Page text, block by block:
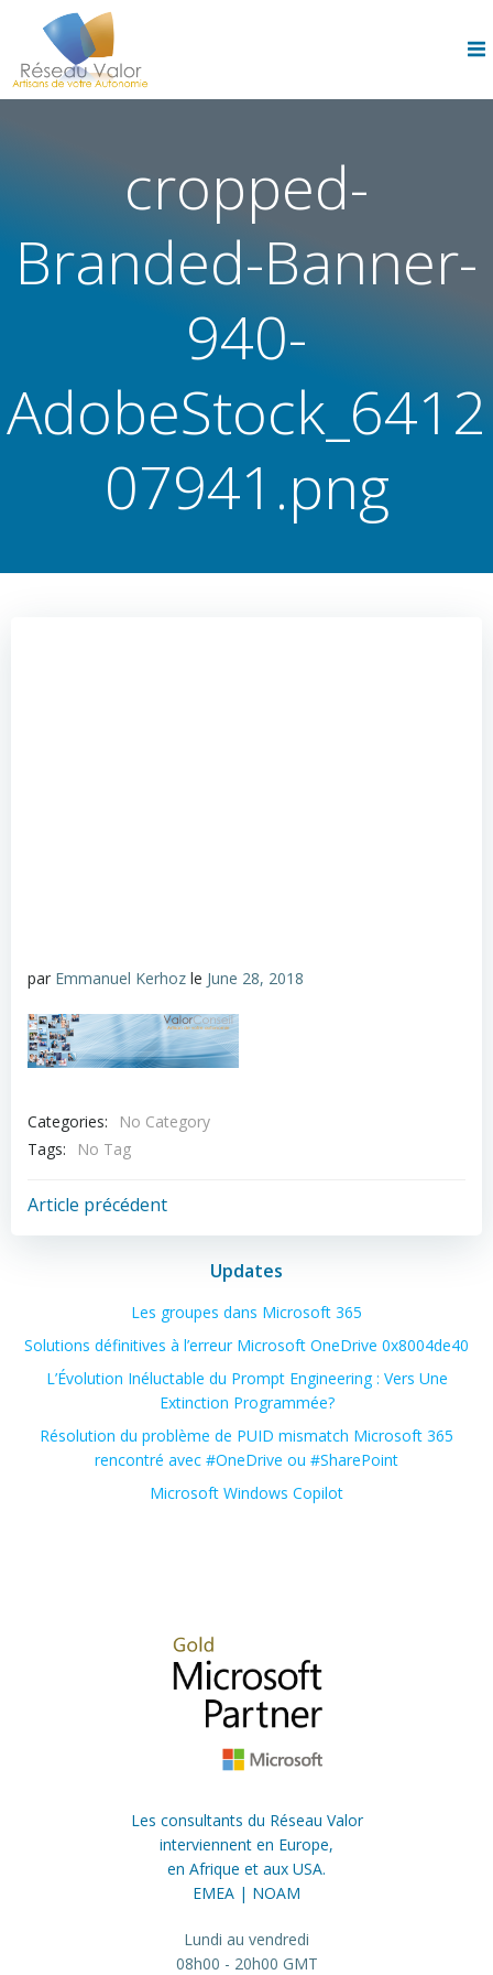
cropped-
Branded-Banner-
940-
AdobeStock_6412
07941.png
par Emmanuel Kerhoz le June 28, 2018
Categories:
No Category
Tags:
No Tag
Post
navigation
Article précédent
Updates
Les groupes dans Microsoft 365
Solutions définitives à l’erreur Microsoft OneDrive 0x8004de40
L’Évolution Inéluctable du Prompt Engineering : Vers Une
Extinction Programmée?
Résolution du problème de PUID mismatch Microsoft 365
rencontré avec #OneDrive ou #SharePoint
Microsoft Windows Copilot
Les consultants du Réseau Valor
interviennent en Europe,
en Afrique et aux USA.
EMEA | NOAM
Lundi au vendredi
08h00 - 20h00 GMT